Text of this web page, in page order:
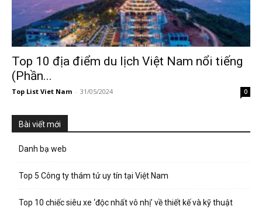
Top 10 địa điểm du lịch Việt Nam nổi tiếng
(Phần...
Top List Viet Nam - 31/05/2024 0
Bài viết mới
Danh bạ web
Top 5 Công ty thám tử uy tín tại Việt Nam
Top 10 chiếc siêu xe ‘độc nhất vô nhị’ về thiết kế và kỹ thuật